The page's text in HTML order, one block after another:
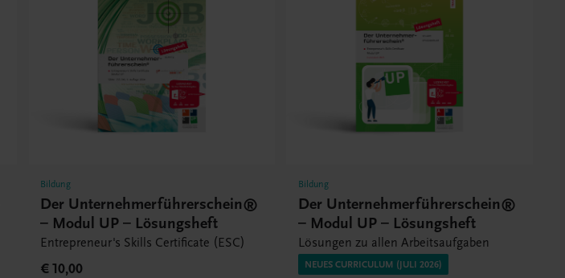
Bildung
Der Unternehmerführerschein®
– Modul UP – Lösungsheft
Entrepreneur's Skills Certificate (ESC)
€ 10,00
Bildung
Der Unternehmerführerschein®
– Modul UP – Lösungsheft
Lösungen zu allen Arbeitsaufgaben
NEUES CURRICULUM (JULI 2026)